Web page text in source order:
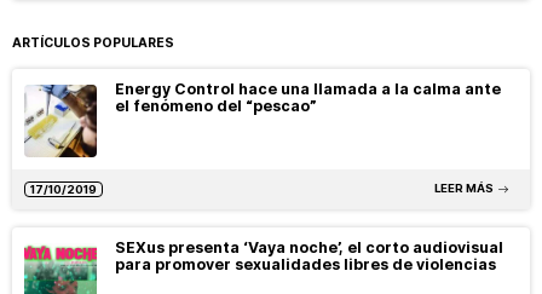
ARTÍCULOS POPULARES
Energy Control hace una llamada a la calma ante
el fenómeno del “pescao”
17/10/2019 LEER MÁS
SEXus presenta ‘Vaya noche’, el corto audiovisual
para promover sexualidades libres de violencias